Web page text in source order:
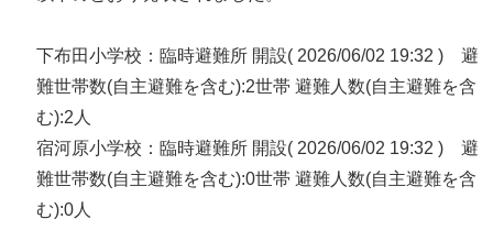
下布田小学校：臨時避難所 開設( 2026/06/02 19:32 ) 避
難世帯数(自主避難を含む):2世帯 避難人数(自主避難を含
む):2人
宿河原小学校：臨時避難所 開設( 2026/06/02 19:32 ) 避
難世帯数(自主避難を含む):0世帯 避難人数(自主避難を含
む):0人